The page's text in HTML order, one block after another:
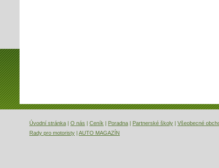
Úvodní stránka | O nás | Ceník | Poradna | Partnerské školy | Všeobecné
Rady pro motoristy | AUTO MAGAZÍN